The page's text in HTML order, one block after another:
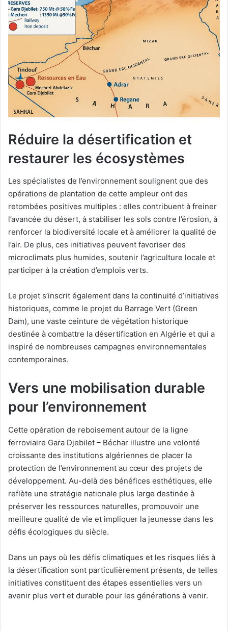
Réduire la désertification et
restaurer les écosystèmes
Les spécialistes de l’environnement soulignent que des
opérations de plantation de cette ampleur ont des
retombées positives multiples : elles contribuent à freiner
l’avancée du désert, à stabiliser les sols contre l’érosion, à
renforcer la biodiversité locale et à améliorer la qualité de
l’air. De plus, ces initiatives peuvent favoriser des
microclimats plus humides, soutenir l’agriculture locale et
participer à la création d’emplois verts.
Le projet s’inscrit également dans la continuité d’initiatives
historiques, comme le projet du Barrage Vert (Green
Dam), une vaste ceinture de végétation historique
destinée à combattre la désertification en Algérie et qui a
inspiré de nombreuses campagnes environnementales
contemporaines.
Vers une mobilisation durable
pour l’environnement
Cette opération de reboisement autour de la ligne
ferroviaire Gara Djebilet – Béchar illustre une volonté
croissante des institutions algériennes de placer la
protection de l’environnement au cœur des projets de
développement. Au-delà des bénéfices esthétiques, elle
reflète une stratégie nationale plus large destinée à
préserver les ressources naturelles, promouvoir une
meilleure qualité de vie et impliquer la jeunesse dans les
défis écologiques du siècle.
Dans un pays où les défis climatiques et les risques liés à
la désertification sont particulièrement présents, de telles
initiatives constituent des étapes essentielles vers un
avenir plus vert et durable pour les générations à venir.